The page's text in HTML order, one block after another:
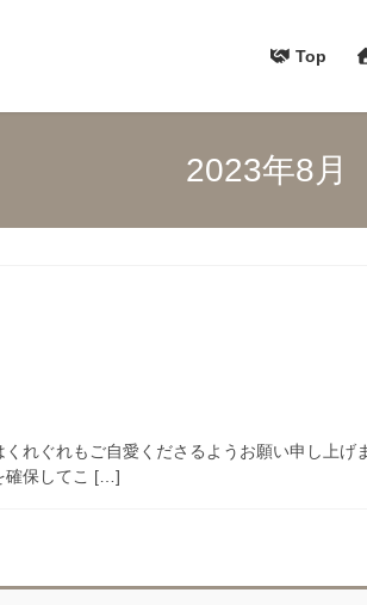
Top
2023年8月
れぐれもご自愛くださるようお願い申し上
確保してこ […]